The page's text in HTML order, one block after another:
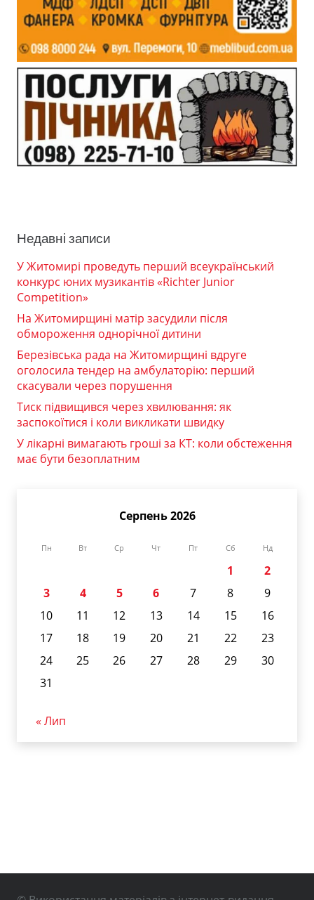
Недавні записи
У Житомирі проведуть перший всеукраїнський
конкурс юних музикантів «Richter Junior
Competition»
На Житомирщині матір засудили після
обмороження однорічної дитини
Березівська рада на Житомирщині вдруге
оголосила тендер на амбулаторію: перший
скасували через порушення
Тиск підвищився через хвилювання: як
заспокоїтися і коли викликати швидку
У лікарні вимагають гроші за КТ: коли обстеження
має бути безоплатним
Серпень 2026
Пн Вт Ср Чт Пт Сб Нд
1
2
3
4 5 6 7 8
9
10
11 12 13 14 15
16
17
18 19 20 21 22
23
24
25 26 27 28 29
30
31
« Лип